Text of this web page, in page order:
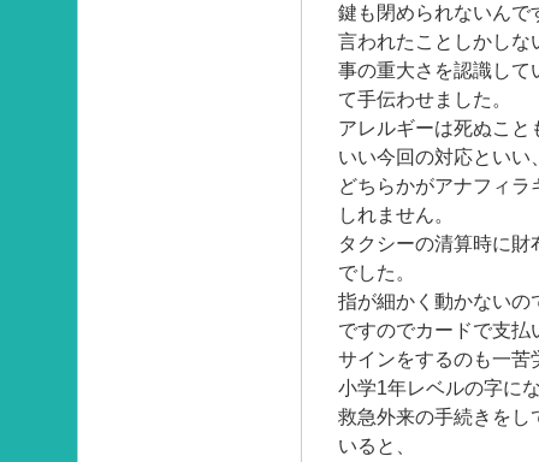
鍵も閉められないんで
言われたことしかしな
事の重大さを認識して
て手伝わせました。
アレルギーは死ぬこ
いい今回の対応といい
どちらかがアナフィ
しれません。
タクシーの清算時に
でした。
指が細かく動かないの
ですのでカードで支払
サインをするのも一苦
小学1年レベルの字に
救急外来の手続きをし
いると、